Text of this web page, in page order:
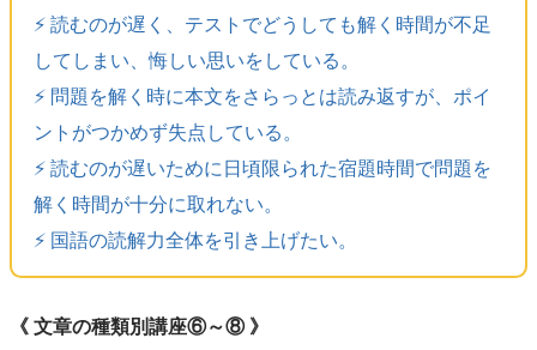
⚡️ 読むのが遅く、テストでどうしても解く時間が不足
してしまい、悔しい思いをしている。
⚡️ 問題を解く時に本文をさらっとは読み返すが、ポイ
ントがつかめず失点している。
⚡️ 読むのが遅いために日頃限られた宿題時間で問題を
解く時間が十分に取れない。
⚡️ 国語の読解力全体を引き上げたい。
《 文章の種類別講座⑥～⑧ 》